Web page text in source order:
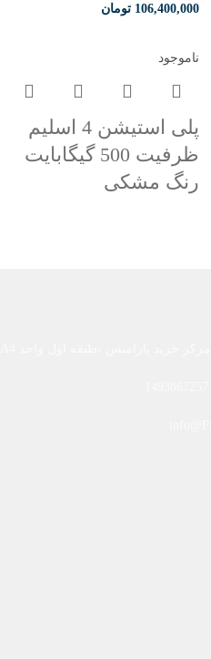
106,400,000 تومان
ناموجود
پلی استیشن 4 اسلیم
ظرفیت 500 گیگابایت
رنگ مشکی